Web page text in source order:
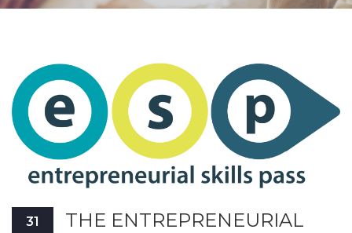
31
THE ENTREPRENEURIAL